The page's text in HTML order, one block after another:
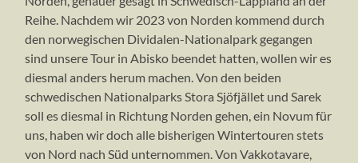
Reihe. Nachdem wir 2023 von Norden kommend durch
den norwegischen Dividalen-Nationalpark gegangen
sind unsere Tour in Abisko beendet hatten, wollen wir es
diesmal anders herum machen. Von den beiden
schwedischen Nationalparks Stora Sjöfjället und Sarek
soll es diesmal in Richtung Norden gehen, ein Novum für
uns, haben wir doch alle bisherigen Wintertouren stets
von Nord nach Süd unternommen. Von Vakkotavare,